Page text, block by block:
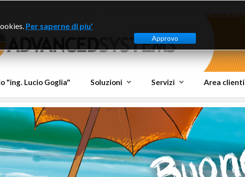
"ing. Lucio Goglia" Soluzioni Servizi Area clienti
Per saperne di piu'
Approvo